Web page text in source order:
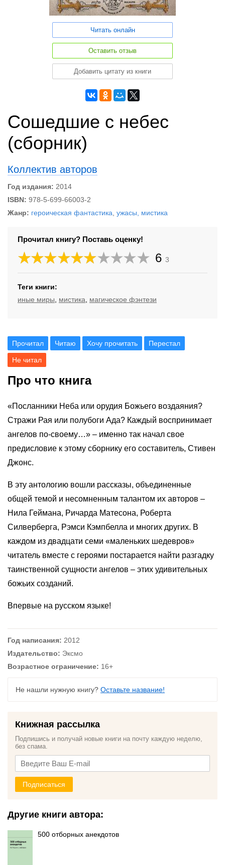
Читать онлайн
Оставить отзыв
Добавить цитату из книги
Сошедшие с небес
(сборник)
Коллектив авторов
Год издания: 2014
ISBN: 978-5-699-66003-2
Жанр: героическая фантастика ужасы, мистика
Прочитал книгу? Поставь оценку!
6 3
Теги книги:
иные миры
мистика магическое фэнтези
Прочитал Читаю Хочу прочитать Перестал
Не читал
Про что книга
«Посланники Неба или орудия Божьего воздаяния?
Стражи Рая или полубоги Ада? Каждый воспринимает
ангелов по-своему…» – именно так начал свое
предисловие к этому сборнику его составитель, Стивен
Джонс.
В эту антологию вошли рассказы, объединенные
общей темой и несомненным талантом их авторов –
Нила Геймана, Ричарда Матесона, Роберта
Силверберга, Рэмси Кэмпбелла и многих других. В
каждом из двадцати семи «маленьких шедевров»
читатель вместе с героями постарается найти разгадку
таинственной сущности ангелов – этих удивительных
божьих созданий.
Впервые на русском языке!
Год написания: 2012
Издательство: Эксмо
Возрастное ограничение: 16+
Не нашли нужную книгу? Оставьте название!
Книжная рассылка
Подпишись и получай новые книги на почту каждую неделю,
без спама.
Подписаться
Другие книги автора:
500 отборных анекдотов